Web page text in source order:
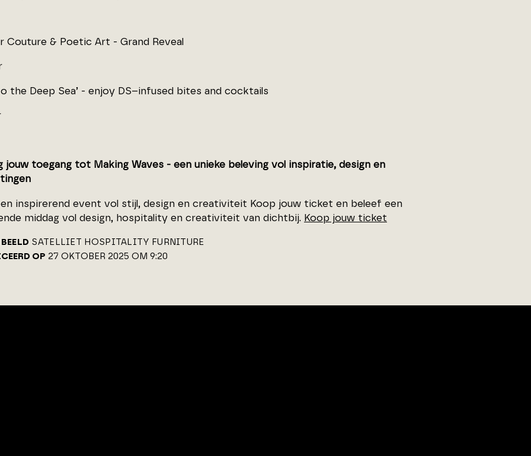
Couture & Poetic Art - Grand Reveal
the Deep Sea’ - enjoy DS–infused bites and cocktails
jouw toegang tot Making Waves - een unieke beleving vol inspiratie, design en
inspirerend event vol stijl, design en creativiteit Koop jouw ticket en beleef een
middag vol design, hospitality en creativiteit van dichtbij. Koop jouw ticket
BEELD SATELLIET HOSPITALITY FURNITURE
OP 27 OKTOBER 2025 OM 9:20